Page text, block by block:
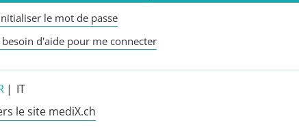
le mot de passe
besoin d'aide pour me connecter
| IT
le site mediX.ch